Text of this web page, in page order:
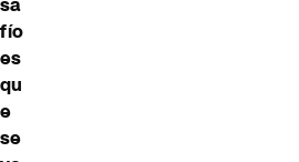
fío
es
qu
e
se